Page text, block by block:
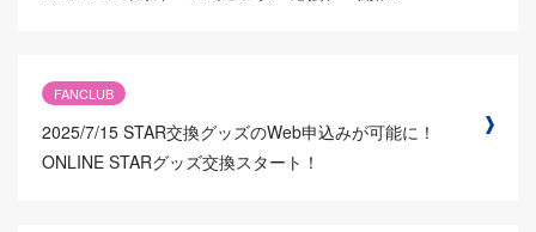
FANCLUB
2025/7/15 STAR交換グッズのWeb申込みが可能に！
ONLINE STARグッズ交換スタート！